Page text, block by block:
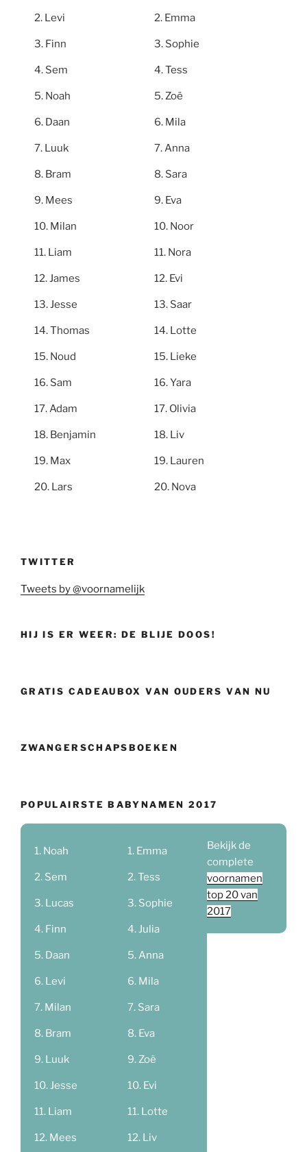
Levi
Finn
Sem
Noah
Daan
Luuk
Bram
Mees
Milan
Liam
James
Jesse
Thomas
Noud
Sam
Adam
Benjamin
Max
Lars
Emma
Sophie
Tess
Zoë
Mila
Anna
Sara
Eva
Noor
Nora
Evi
Saar
Lotte
Lieke
Yara
Olivia
Liv
Lauren
Nova
TWITTER
Tweets by @voornamelijk
HIJ IS ER WEER: DE BLIJE DOOS!
GRATIS CADEAUBOX VAN OUDERS VAN NU
ZWANGERSCHAPSBOEKEN
POPULAIRSTE BABYNAMEN 2017
Noah
Sem
Lucas
Finn
Daan
Levi
Milan
Bram
Luuk
Jesse
Liam
Mees
Emma
Tess
Sophie
Julia
Anna
Mila
Sara
Eva
Zoë
Evi
Lotte
Liv
Bekijk de
complete
voornamen
top 20 van
2017